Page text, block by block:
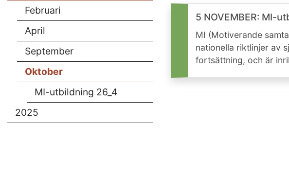
Februari
April
September
Oktober
MI-utbildning 26_4
2025
5 NOVEMBER: MI-
MI (Motiverande
nationella riktlinjer av
fortsättning, och är